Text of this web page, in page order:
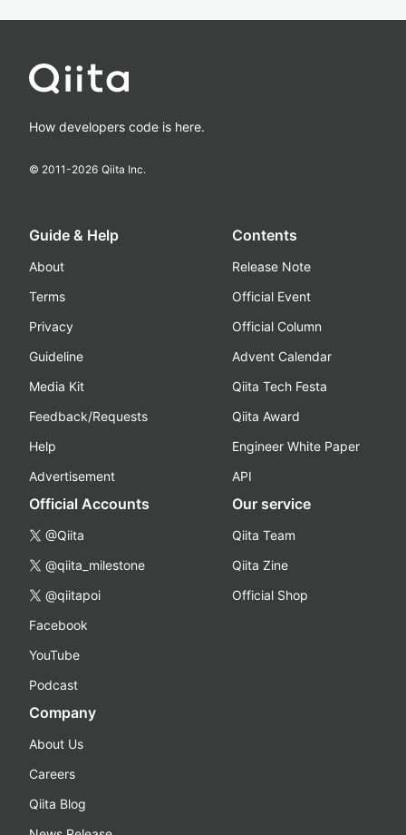
How developers code is here.
© 2011-2026 Qiita Inc.
Guide & Help
About
Terms
Privacy
Guideline
Media Kit
Feedback/Requests
Help
Advertisement
Contents
Release Note
Official Event
Official Column
Advent Calendar
Qiita Tech Festa
Qiita Award
Engineer White Paper
API
Official Accounts
@Qiita
@qiita_milestone
@qiitapoi
Facebook
YouTube
Podcast
Our service
Qiita Team
Qiita Zine
Official Shop
Company
About Us
Careers
Qiita Blog